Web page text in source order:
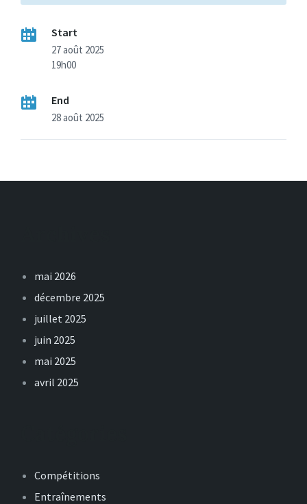
Start
27 août 2025
19h00
End
28 août 2025
mai 2026
décembre 2025
juillet 2025
juin 2025
mai 2025
avril 2025
Compétitions
Entraînements